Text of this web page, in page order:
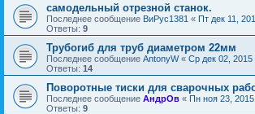
самодельный отрезной станок.
Последнее сообщение ВиРус1381 « Пт дек 11,
Ответы: 9
Трубогиб для труб диаметром 22мм
Последнее сообщение AntonyW« Ср дек 02, 2015
Ответы: 14
Поворотные тиски для сварочных
Последнее сообщение АндрОв « Пн ноя 23,
Ответы: 9